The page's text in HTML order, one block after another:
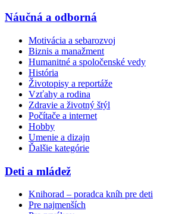
Náučná a odborná
Motivácia a sebarozvoj
Biznis a manažment
Humanitné a spoločenské vedy
História
Životopisy a reportáže
Vzťahy a rodina
Zdravie a životný štýl
Počítače a internet
Hobby
Umenie a dizajn
Ďalšie kategórie
Deti a mládež
Knihorad – poradca kníh pre deti
Pre najmenších